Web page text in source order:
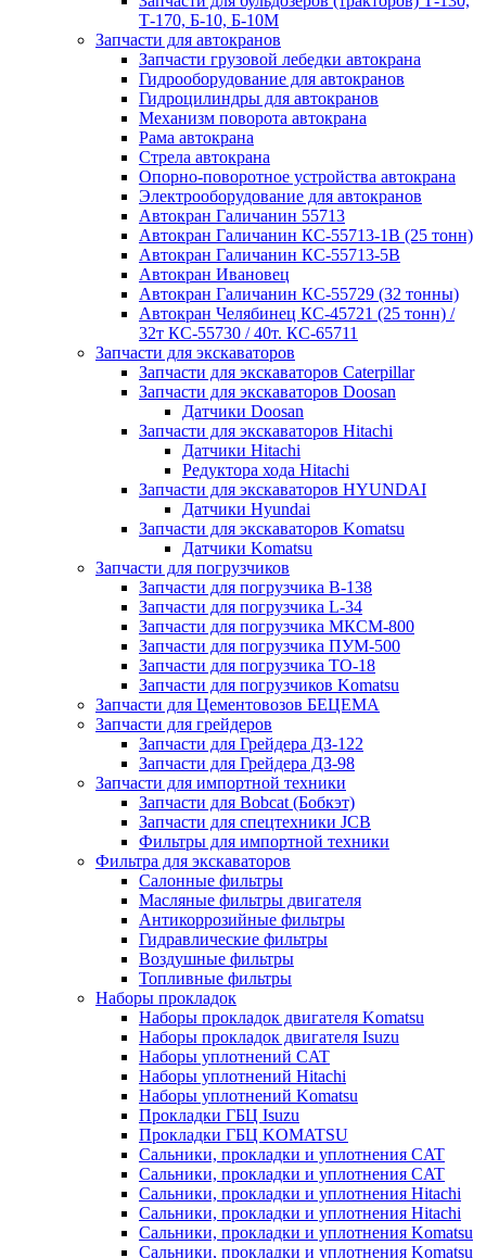
Т-170, Б-10, Б-10М
Запчасти для автокранов
Запчасти грузовой лебедки автокрана
Гидрооборудование для автокранов
Гидроцилиндры для автокранов
Механизм поворота автокрана
Рама автокрана
Стрела автокрана
Опорно-поворотное устройства автокрана
Электрооборудование для автокранов
Автокран Галичанин 55713
Автокран Галичанин КС-55713-1В (25 тонн)
Автокран Галичанин КС-55713-5В
Автокран Ивановец
Автокран Галичанин КС-55729 (32 тонны)
Автокран Челябинец КС-45721 (25 тонн) /
32т КС-55730 / 40т. КС-65711
Запчасти для экскаваторов
Запчасти для экскаваторов Caterpillar
Запчасти для экскаваторов Doosan
Датчики Doosan
Запчасти для экскаваторов Hitachi
Датчики Hitachi
Редуктора хода Hitachi
Запчасти для экскаваторов HYUNDAI
Датчики Hyundai
Запчасти для экскаваторов Komatsu
Датчики Komatsu
Запчасти для погрузчиков
Запчасти для погрузчика B-138
Запчасти для погрузчика L-34
Запчасти для погрузчика МКСМ-800
Запчасти для погрузчика ПУМ-500
Запчасти для погрузчика ТО-18
Запчасти для погрузчиков Komatsu
Запчасти для Цементовозов БЕЦЕМА
Запчасти для грейдеров
Запчасти для Грейдера ДЗ-122
Запчасти для Грейдера ДЗ-98
Запчасти для импортной техники
Запчасти для Bobcat (Бобкэт)
Запчасти для спецтехники JCB
Фильтры для импортной техники
Фильтра для экскаваторов
Салонные фильтры
Масляные фильтры двигателя
Антикоррозийные фильтры
Гидравлические фильтры
Воздушные фильтры
Топливные фильтры
Наборы прокладок
Наборы прокладок двигателя Komatsu
Наборы прокладок двигателя Isuzu
Наборы уплотнений CAT
Наборы уплотнений Hitachi
Наборы уплотнений Komatsu
Прокладки ГБЦ Isuzu
Прокладки ГБЦ KOMATSU
Сальники, прокладки и уплотнения CAT
Сальники, прокладки и уплотнения CAT
Сальники, прокладки и уплотнения Hitachi
Сальники, прокладки и уплотнения Hitachi
Сальники, прокладки и уплотнения Komatsu
Сальники, прокладки и уплотнения Komatsu